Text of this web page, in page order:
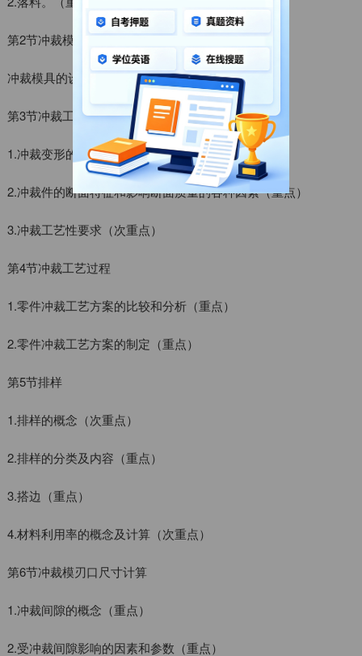
第2节冲裁模具的设计程序
冲裁模具的设计程序。（重点）
第3节冲裁工艺分析
1.冲裁变形的三个阶段（重点）
2.冲裁件的断面特征和影响断面质量的各种因素（重点）
3.冲裁工艺性要求（次重点）
第4节冲裁工艺过程
1.零件冲裁工艺方案的比较和分析（重点）
2.零件冲裁工艺方案的制定（重点）
第5节排样
1.排样的概念（次重点）
2.排样的分类及内容（重点）
3.搭边（重点）
4.材料利用率的概念及计算（次重点）
第6节冲裁模刃口尺寸计算
1.冲裁间隙的概念（重点）
2.受冲裁间隙影响的因素和参数（重点）